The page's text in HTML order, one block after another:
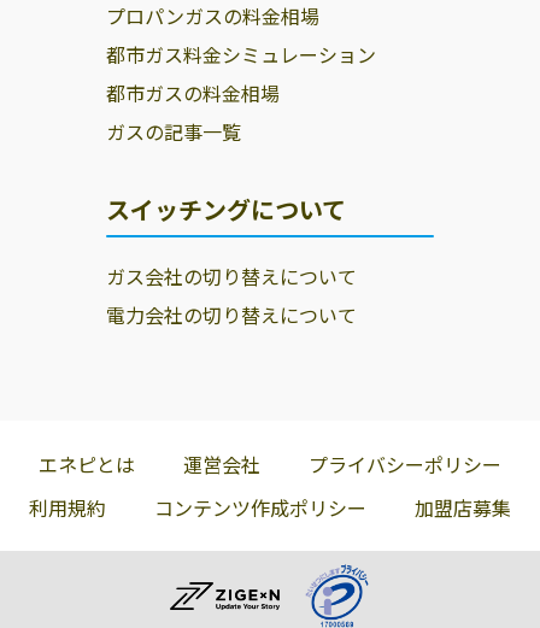
プロパンガスの料金相場
都市ガス料金シミュレーション
都市ガスの料金相場
ガスの記事一覧
スイッチングについて
ガス会社の切り替えについて
電力会社の切り替えについて
エネピとは 運営会社
プライバシーポリシー
利用規約
コンテンツ作成ポリシー 加盟店募集